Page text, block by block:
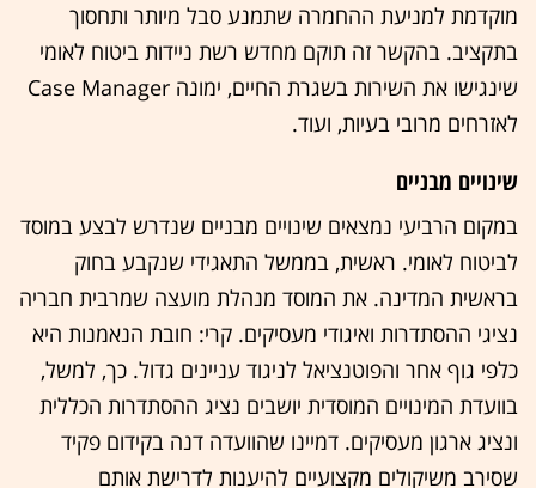
מוקדמת למניעת ההחמרה שתמנע סבל מיותר ותחסוך
בתקציב. בהקשר זה תוקם מחדש רשת ניידות ביטוח לאומי
שינגישו את השירות בשגרת החיים, ימונה Case Manager
לאזרחים מרובי בעיות, ועוד.
שינויים מבניים
במקום הרביעי נמצאים שינויים מבניים שנדרש לבצע במוסד
לביטוח לאומי. ראשית, בממשל התאגידי שנקבע בחוק
בראשית המדינה. את המוסד מנהלת מועצה שמרבית חבריה
נציגי ההסתדרות ואיגודי מעסיקים. קרי: חובת הנאמנות היא
כלפי גוף אחר והפוטנציאל לניגוד עניינים גדול. כך, למשל,
בוועדת המינויים המוסדית יושבים נציג ההסתדרות הכללית
ונציג ארגון מעסיקים. דמיינו שהוועדה דנה בקידום פקיד
שסירב משיקולים מקצועיים להיענות לדרישת אותם